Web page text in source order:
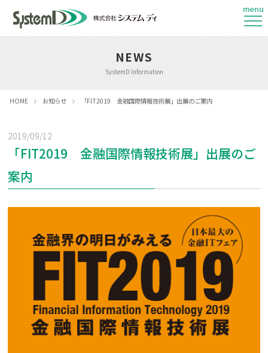
menu
NEWS
SystemD Information
HOME お知らせ 「FIT2019 金融国際情報技術展」出展のご案内
2019/09/12
「FIT2019 金融国際情報技術展」出展のご
案内